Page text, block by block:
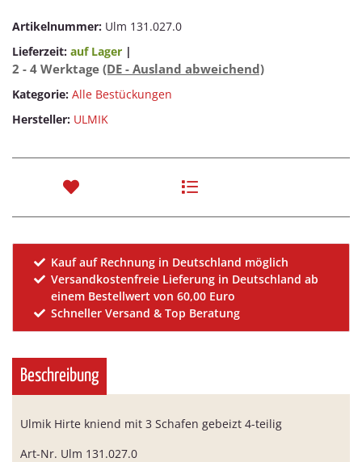
Artikelnummer: Ulm 131.027.0
Lieferzeit: auf Lager |
2 - 4 Werktage (DE - Ausland abweichend)
Kategorie: Alle Bestückungen
Hersteller: ULMIK
Kauf auf Rechnung in Deutschland möglich
Versandkostenfreie Lieferung in Deutschland ab
einem Bestellwert von 60,00 Euro
Schneller Versand & Top Beratung
Beschreibung
Ulmik Hirte kniend mit 3 Schafen gebeizt 4-teilig
Art-Nr. Ulm 131.027.0